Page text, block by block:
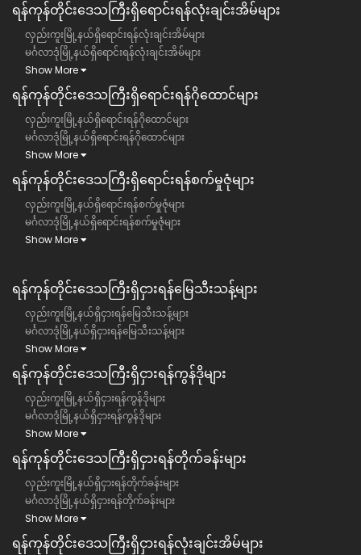
ရန်ကုန်တိုင်းဒေသကြီး​ရှိရောင်းရန်လုံးချင်းအိမ်များ
လှည်းကူးမြို့နယ်ရှိရောင်းရန်လုံးချင်းအိမ်များ
မင်္ဂလာဒုံမြို့နယ်ရှိရောင်းရန်လုံးချင်းအိမ်များ
Show More
ရန်ကုန်တိုင်းဒေသကြီး​ရှိရောင်းရန်ဂိုထောင်များ
လှည်းကူးမြို့နယ်ရှိရောင်းရန်ဂိုထောင်များ
မင်္ဂလာဒုံမြို့နယ်ရှိရောင်းရန်ဂိုထောင်များ
Show More
ရန်ကုန်တိုင်းဒေသကြီး​ရှိရောင်းရန်စက်မှုဇုံများ
လှည်းကူးမြို့နယ်ရှိရောင်းရန်စက်မှုဇုံများ
မင်္ဂလာဒုံမြို့နယ်ရှိရောင်းရန်စက်မှုဇုံများ
Show More
ရန်ကုန်တိုင်းဒေသကြီး​​ရှိငှားရန်မြေသီးသန့်များ
လှည်းကူးမြို့နယ်ရှိငှားရန်မြေသီးသန့်များ
မင်္ဂလာဒုံမြို့နယ်ရှိငှားရန်မြေသီးသန့်များ
Show More
ရန်ကုန်တိုင်းဒေသကြီး​​ရှိငှားရန်ကွန်ဒိုများ
လှည်းကူးမြို့နယ်ရှိငှားရန်ကွန်ဒိုများ
မင်္ဂလာဒုံမြို့နယ်ရှိငှားရန်ကွန်ဒိုများ
Show More
ရန်ကုန်တိုင်းဒေသကြီး​​ရှိငှားရန်တိုက်ခန်းများ
လှည်းကူးမြို့နယ်ရှိငှားရန်တိုက်ခန်းများ
မင်္ဂလာဒုံမြို့နယ်ရှိငှားရန်တိုက်ခန်းများ
Show More
ရန်ကုန်တိုင်းဒေသကြီး​​ရှိငှားရန်လုံးချင်းအိမ်များ